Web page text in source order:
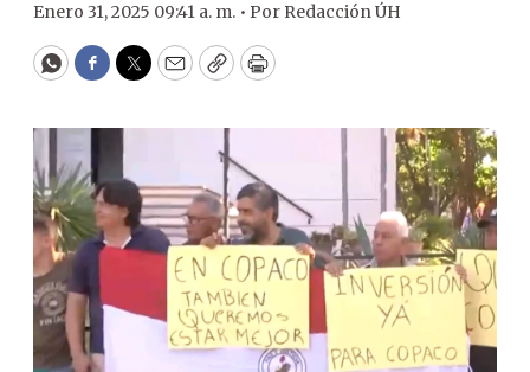
Enero 31, 2025 09:41 a. m. • Por Redacción ÚH
WhatsApp
Facebook
Twitter
EmailCopyPrint